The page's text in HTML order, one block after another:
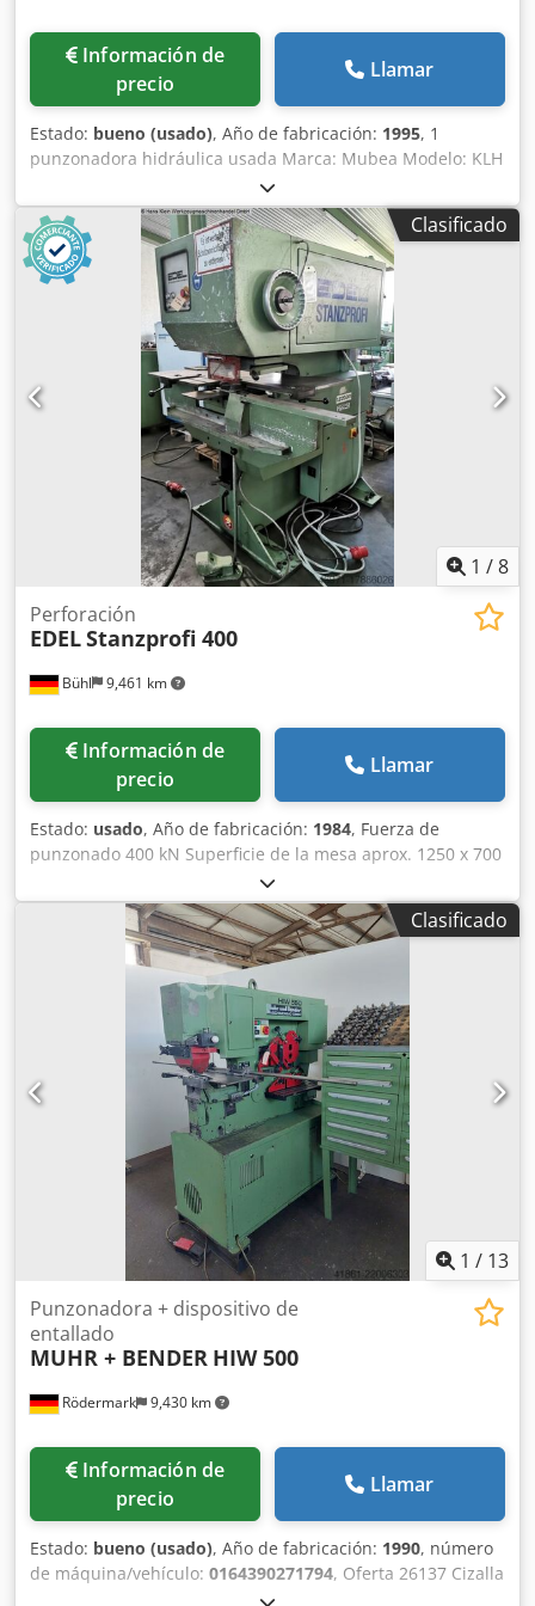
Información de
precio
Llamar
Estado: bueno (usado), Año de fabricación: 1995, 1
punzonadora hidráulica usada Marca: Mubea Modelo: KLH
500 / 610 Año de fabricación: 1995 Dedpfx Abswxy Dgeuokr
- Fuerza de punzonado: 50 t - Carrera: 60 mm - Punzona
hasta Ø 30 mm en 15 mm, Ø 50 mm en 9 mm, Ø 100 mm
en 4,5 mm - Garganta: 610 mm - con mesa de apoyo
Clasificado
1 /8
Bühl 9,461 km
Perforación
EDELStanzprofi 400
Información de
precio
Llamar
Estado: usado, Año de fabricación: 1984, Fuerza de
punzonado 400 kN Superficie de la mesa aprox. 1250 x 700
mm Garganta 500 mm Perforadora: capacidad (diam. x
grosor) 100 x 3 mm Perforadora: capacidad (diam. x grosor)
75 x 4 mm Perforadora: capacidad (diam. x grosor) 30 x 10
mm recorrido x 700 mm Recorrido Y 470 mm Potencia total
necesaria 4 kVA Peso de la máquina aprox. 2 toneladas
Dimensiones de la máquina L x A x A 1,50 x 1,72 x 2,00 m
Dedpfovb I Imex Abuokr Accesorios: armario de
herramientas con varios punzones y matrices
Clasificado
1 / 13
Rödermark 9,430 km
Punzonadora + dispositivo de
entallado
MUHR + BENDER HIW 500
Información de
precio
Llamar
Estado: bueno (usado), Año de fabricación: 1990, número
de máquina/vehículo: 0164390271794, Oferta 26137 Cizalla
hidráulica combinada de perfil plano con dispositivo de